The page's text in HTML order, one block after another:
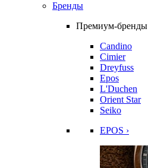
Бренды
Премиум-бренды
Candino
Cimier
Dreyfuss
Epos
L'Duchen
Orient Star
Seiko
EPOS ›